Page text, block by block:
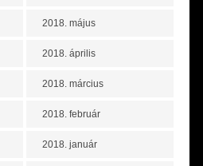
2018. május
2018. április
2018. március
2018. február
2018. január